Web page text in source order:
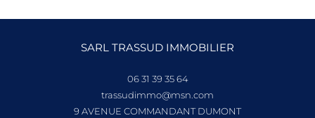
SARL TRASSUD IMMOBILIER
06 31 39 35 64
trassudimmo@msn.com
9 AVENUE COMMANDANT DUMONT